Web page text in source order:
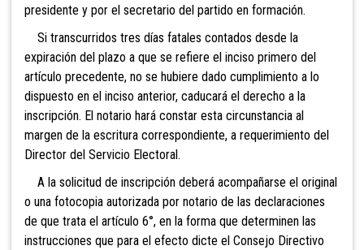
presidente y por el secretario del partido en formación.
Si transcurridos tres días fatales contados desde la
expiración del plazo a que se refiere el inciso primero del
artículo precedente, no se hubiere dado cumplimiento a lo
dispuesto en el inciso anterior, caducará el derecho a la
inscripción. El notario hará constar esta circunstancia al
margen de la escritura correspondiente, a requerimiento del
Director del Servicio Electoral.
A la solicitud de inscripción deberá acompañarse el original
o una fotocopia autorizada por notario de las declaraciones
de que trata el artículo 6°, en la forma que determinen las
instrucciones que para el efecto dicte el Consejo Directivo